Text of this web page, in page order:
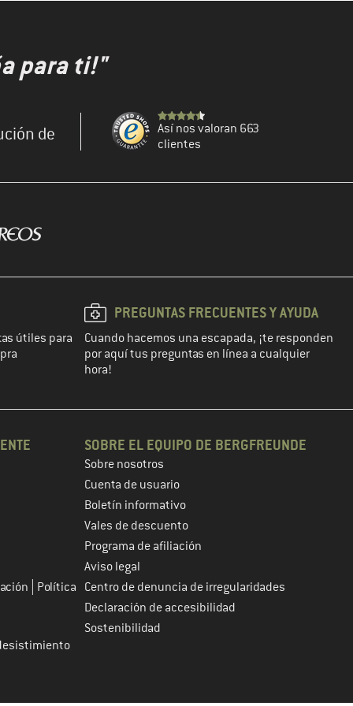
para ti!"
de
Así nos valoran 663
clientes
útiles para
PREGUNTAS FRECUENTES Y AYUDA
Cuando hacemos una escapada, ¡te responden
por aquí tus preguntas en línea a cualquier
hora!
Política
SOBRE EL EQUIPO DE BERGFREUNDE
Sobre nosotros
Cuenta de usuario
Boletín informativo
Vales de descuento
Programa de afiliación
Aviso legal
Centro de denuncia de irregularidades
Declaración de accesibilidad
Sostenibilidad